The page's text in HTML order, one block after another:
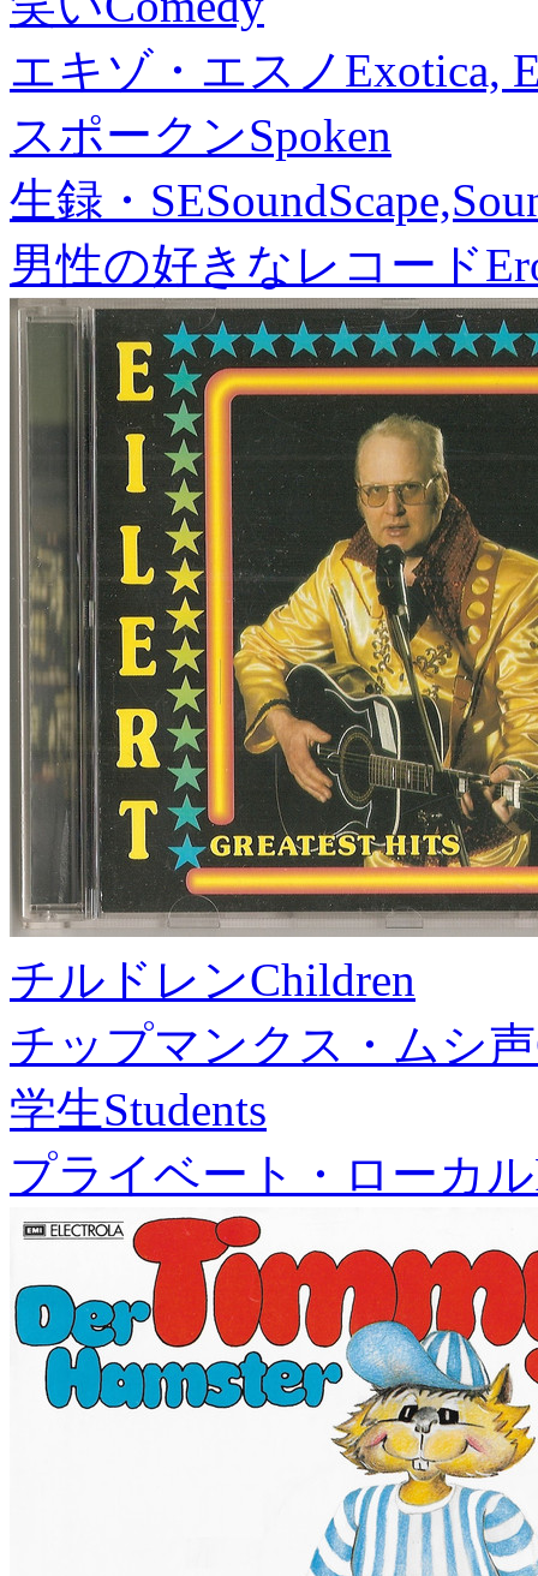
エキゾ・エスノ Exotica,
スポークンSpoken
生録・SE
男性の好きなレコード
チルドレンChildren
チップマンクス・ムシ声
学生Students
プライベート・ローカル